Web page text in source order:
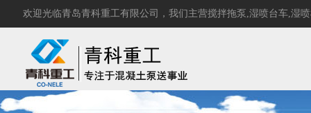
欢迎光临青岛青科重工有限公司，我们主营搅拌拖泵 ,湿喷台车,湿